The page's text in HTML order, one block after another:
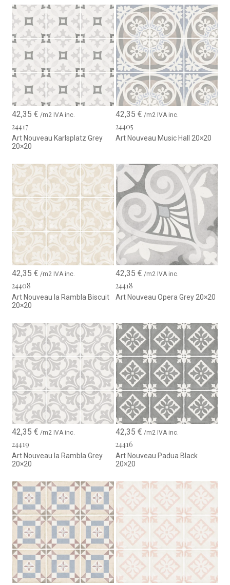
42,35€ /m2 IVA inc.
24417
Art Nouveau Karlsplatz Grey
20×20
42,35 € /m2 IVA inc.
24405
Art Nouveau Music Hall 20×20
42,35€ /m2 IVA inc.
24408
Art Nouveau la Rambla Biscuit
20×20
42,35 € /m2 IVA inc.
24418
Art Nouveau Opera Grey 20×20
42,35€ /m2 IVA inc.
24419
Art Nouveau la Rambla Grey
20×20
42,35 € /m2 IVA inc.
24416
Art Nouveau Padua Black
20×20